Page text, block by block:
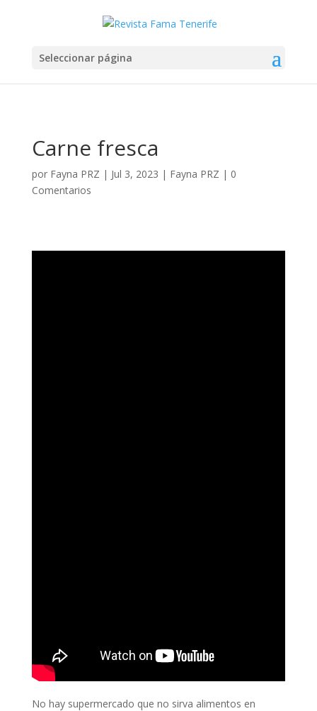
Seleccionar página
Carne fresca
por Fayna PRZ | Jul 3, 2023 | Fayna PRZ | 0
Comentarios
No hay supermercado que no sirva alimentos en